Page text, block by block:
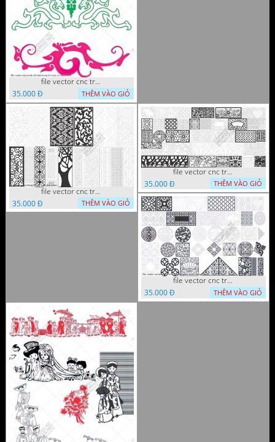
file vector cnc tranh chi tiet trang tri rong co cnc
35.000 Đ
THÊM VÀO GIỎ
file vector cnc trang tri tranh du loai
35.000 Đ
THÊM VÀO GIỎ
file vector cnc trang tri tranh decor
35.000 Đ
THÊM VÀO GIỎ
file vector cnc trang tri khoi tron tru nghe thuat
35.000 Đ
THÊM VÀO GIỎ